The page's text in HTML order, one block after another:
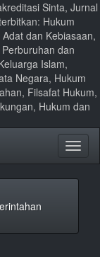
Sinta, Jurnal
Hukum
dan Kebiasaan,
dan
Islam,
Negara, Hukum
Filsafat Hukum,
Hukum dan